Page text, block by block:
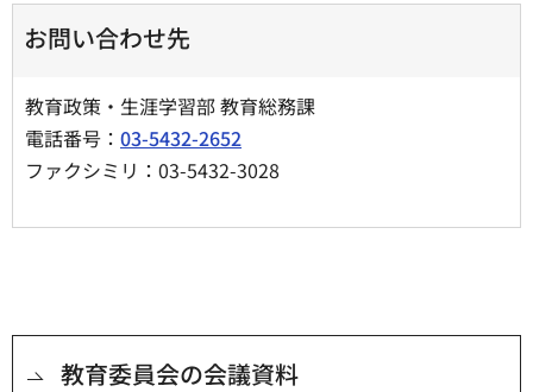
お問い合わせ先
教育政策・生涯学習部 教育総務課
電話番号： 03-5432-2652
ファクシミリ：03-5432-3028
教育委員会の会議資料